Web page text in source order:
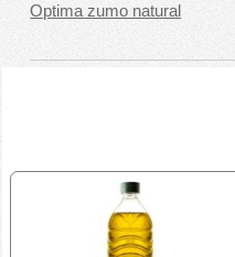
Optima zumo natural